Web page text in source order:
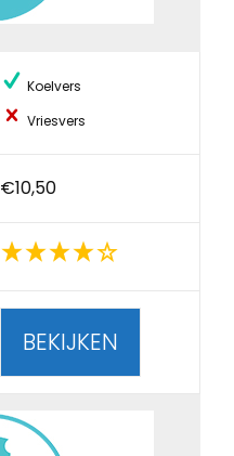
Koelvers
Vriesvers
€10,50
BEKIJKEN